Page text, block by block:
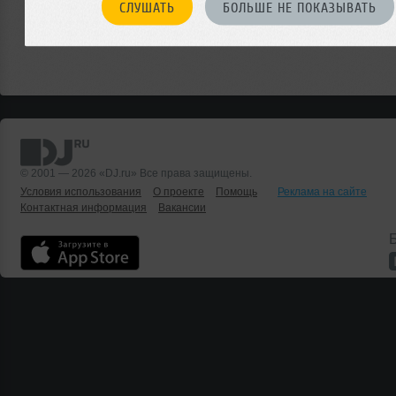
СЛУШАТЬ БОЛЬШЕ НЕ ПОКАЗЫВАТЬ
© 2001 — 2026 «DJ.ru» Все права защищены.
Условия использования
О проекте Помощь
Реклама на сайте
Контактная информация
Вакансии